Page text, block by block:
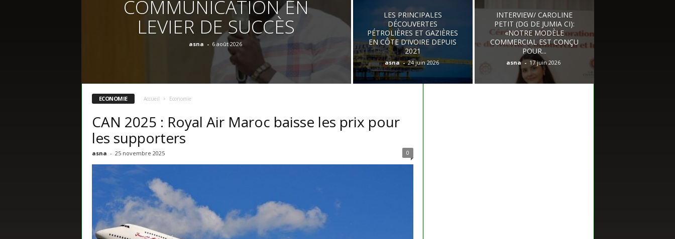
COMMUNICATION EN
LEVIER DE SUCCÈS
asna - 6 août 2026
LES PRINCIPALES
DÉCOUVERTES
PÉTROLIÈRES ET GAZIÈRES
EN CÔTE D’IVOIRE DEPUIS
2021
asna - 24 juin 2026
INTERVIEW/ CAROLINE
PETIT (DG DE JUMIA CI):
«NOTRE MODÈLE
COMMERCIAL EST CONÇU
POUR...
asna - 17 juin 2026
ECONOMIE Accueil Economie
CAN 2025 : Royal Air Maroc baisse les prix pour
les supporters
asna - 25 novembre 2025 0